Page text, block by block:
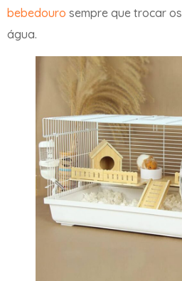
bebedouro sempre que trocar os
água.